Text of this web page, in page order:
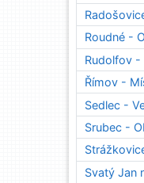
Roudné -
Rudolfov -
Římov -
Sedlec -
Srubec -
Svatý Jan